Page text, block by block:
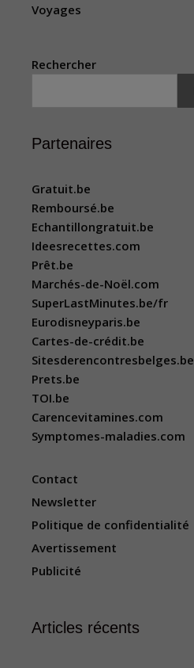
Voyages
Rechercher
Partenaires
Gratuit.be
Remboursé.be
Echantillongratuit.be
Ideesrecettes.com
Prêt.be
Marchés-de-Noël.com
SuperLastMinutes.be/fr
Eurodisneyparis.be
Cartes-de-crédit.be
Sitesderencontresbelges.be
Prets.be
TOI.be
Carencevitamines.com
Symptomes-maladies.com
Contact
Newsletter
Politique de confidentialité
Avertissement
Publicité
Articles récents